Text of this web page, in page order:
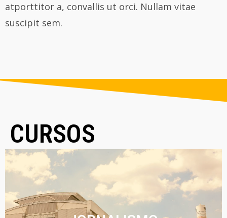
atporttitor a, convallis ut orci. Nullam vitae
suscipit sem.
CURSOS